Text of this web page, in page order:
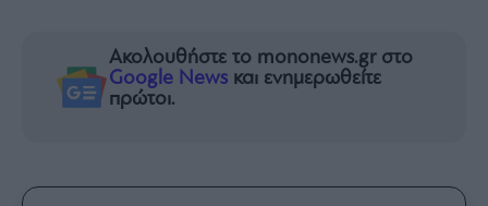
Ακολουθήστε το mononews.gr στο
Google News και ενημερωθείτε
πρώτοι.